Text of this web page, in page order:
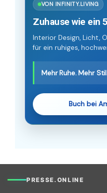
VON INFINITY.LIVING
Zuhause wie ein
Interior Design, Licht,
für ein ruhiges,
Mehr Ruhe. Mehr
Buch bei
PRESSE.ONLINE